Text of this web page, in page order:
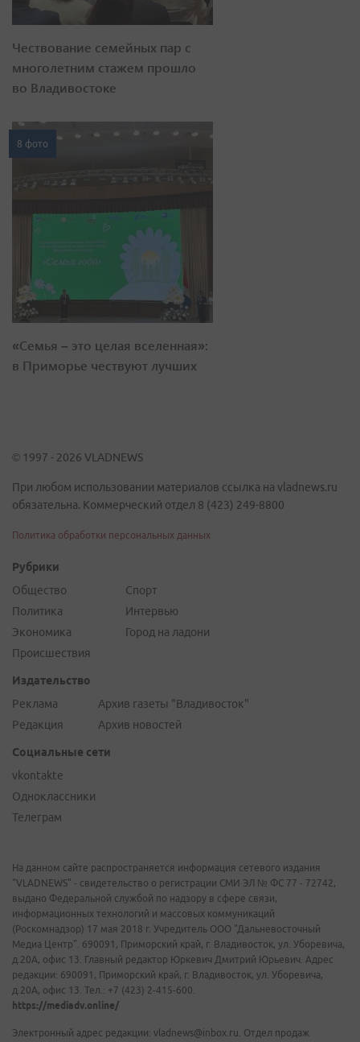
Чествование семейных пар с
многолетним стажем прошло
во Владивостоке
8 фото
«Семья – это целая вселенная»:
в Приморье чествуют лучших
© 1997 - 2026 VLADNEWS
При любом использовании материалов ссылка на vladnews.ru
обязательна. Коммерческий отдел 8 (423) 249-8800
Политика обработки персональных данных
Рубрики
Общество
Политика
Экономика
Происшествия
Спорт
Интервью
Город на ладони
Издательство
Реклама
Редакция
Архив газеты "Владивосток"
Архив новостей
Социальные сети
vkontakte
Одноклассники
Телеграм
На данном сайте распространяется информация сетевого издания
"VLADNEWS" - свидетельство о регистрации СМИ ЭЛ № ФС 77 - 72742,
выдано Федеральной службой по надзору в сфере связи,
информационных технологий и массовых коммуникаций
(Роскомнадзор) 17 мая 2018 г. Учредитель ООО "Дальневосточный
Медиа Центр". 690091, Приморский край, г. Владивосток, ул. Уборевича,
д.20А, офис 13. Главный редактор Юркевич Дмитрий Юрьевич. Адрес
редакции: 690091, Приморский край, г. Владивосток, ул. Уборевича,
д.20А, офис 13. Тел.: +7 (423) 2-415-600.
https://mediadv.online/
Электронный адрес редакции: vladnews@inbox.ru. Отдел продаж